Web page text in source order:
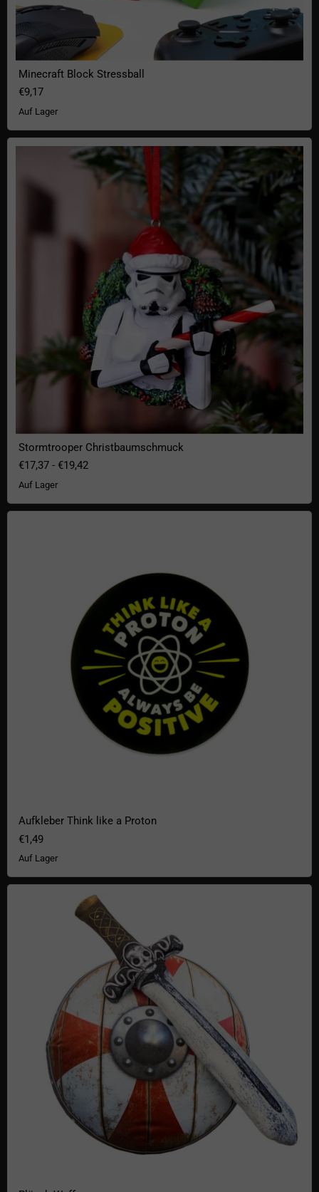
Minecraft Block Stressball
€9,17
Auf Lager
Stormtrooper Christbaumschmuck
Stormtrooper Christbaumschmuck
€17,37 - €19,42
Auf Lager
Aufkleber Think like a Proton
€1,49
Auf Lager